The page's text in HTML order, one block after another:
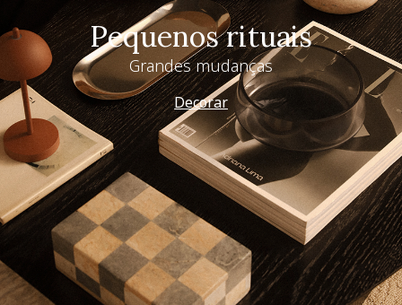
Pequenos rituais
Grandes mudanças
Decorar